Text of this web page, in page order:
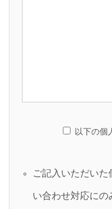
以下の個
ご記入いただい
い合わせ対応にの